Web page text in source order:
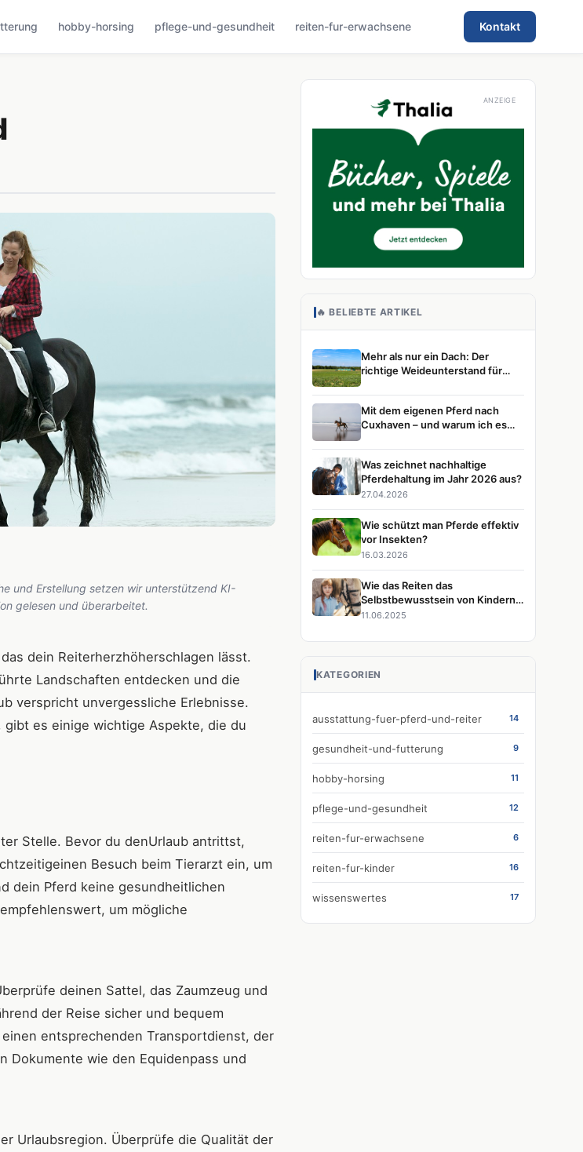
hobby-horsing pflege-und-gesundheit reiten-fur-erwachsene Kontakt
und Erstellung setzen wir unterstützend KI-
gelesen und überarbeitet.
dein Reiterherzhöherschlagen lässt.
Landschaften entdecken und die
verspricht unvergessliche Erlebnisse.
es einige wichtige Aspekte, die du
Stelle. Bevor du denUrlaub antrittst,
Besuch beim Tierarzt ein, um
dein Pferd keine gesundheitlichen
um mögliche
deinen Sattel, das Zaumzeug und
der Reise sicher und bequem
entsprechenden Transportdienst, der
Dokumente wie den Equidenpass und
Urlaubsregion. Überprüfe die Qualität der
🔥 BELIEBTE ARTIKEL
Mehr als nur ein Dach: Der
richtige Weideunterstand für
Mit dem eigenen Pferd nach
Cuxhaven – und warum ich es
Was zeichnet nachhaltige
Pferdehaltung im Jahr 2026 aus?
27.04.2026
Wie schützt man Pferde effektiv
vor Insekten?
16.03.2026
Wie das Reiten das
Selbstbewusstsein von Kindern
stärkt
11.06.2025
KATEGORIEN
ausstattung-fuer-pferd-und-reiter 14
gesundheit-und-futterung 9
hobby-horsing 11
pflege-und-gesundheit 12
reiten-fur-erwachsene 6
reiten-fur-kinder 16
wissenswertes 17